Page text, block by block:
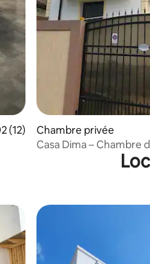
moyenne sur la base de
(12)
Chambre privée
Casa Dima – Chambre